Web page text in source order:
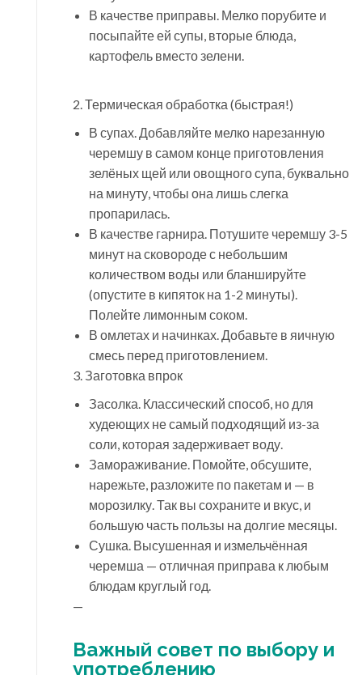
В качестве приправы. Мелко порубите и
посыпайте ей супы, вторые блюда,
картофель вместо зелени.
2. Термическая обработка (быстрая!)
В супах. Добавляйте мелко нарезанную
черемшу в самом конце приготовления
зелёных щей или овощного супа, буквально
на минуту, чтобы она лишь слегка
пропарилась.
В качестве гарнира. Потушите черемшу 3-5
минут на сковороде с небольшим
количеством воды или бланшируйте
(опустите в кипяток на 1-2 минуты).
Полейте лимонным соком.
В омлетах и начинках. Добавьте в яичную
смесь перед приготовлением.
3. Заготовка впрок
Засолка. Классический способ, но для
худеющих не самый подходящий из-за
соли, которая задерживает воду.
Замораживание. Помойте, обсушите,
нарежьте, разложите по пакетам и — в
морозилку. Так вы сохраните и вкус, и
большую часть пользы на долгие месяцы.
Сушка. Высушенная и измельчённая
черемша — отличная приправа к любым
блюдам круглый год.
—
Важный совет по выбору и
употреблению